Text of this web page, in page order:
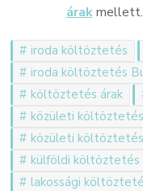
árakmellett.
iroda költöztetés
iroda költöztetés
költöztetés árak
közületi költöztetés
közületi
külföldi költöztetés
lakossági